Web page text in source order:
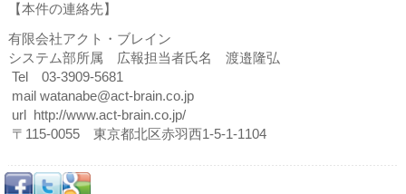
【本件の連絡先】
有限会社アクト・ブレイン
システム部所属 広報担当者氏名 渡邉隆弘
Tel 03-3909-5681
mail watanabe@act-brain.co.jp
url http://www.act-brain.co.jp/
〒115-0055 東京都北区赤羽西1-5-1-1104